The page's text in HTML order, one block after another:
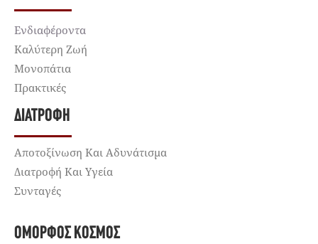
Ενδιαφέροντα
Καλύτερη Ζωή
Μονοπάτια
Πρακτικές
ΔΙΑΤΡΟΦΉ
Αποτοξίνωση Και Αδυνάτισμα
Διατροφή Και Υγεία
Συνταγές
ΌΜΟΡΦΟΣ ΚΌΣΜΟΣ